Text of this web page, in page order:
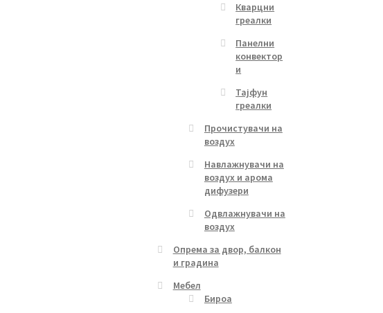
Кварцни
греалки
Панелни
конвектор
и
Тајфун
греалки
Прочистувачи на
воздух
Навлажнувачи на
воздух и арома
дифузери
Одвлажнувачи на
воздух
Опрема за двор, балкон
и градина
Мебел
Бироа